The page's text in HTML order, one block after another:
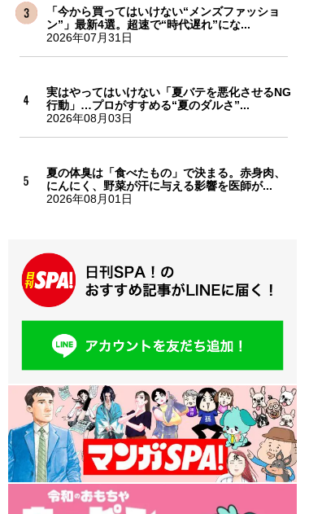
「今から買ってはいけない“メンズファッショ
ン”」最新4選。超速で“時代遅れ”にな...
2026年07月31日
実はやってはいけない「夏バテを悪化させるNG
行動」…プロがすすめる“夏のダルさ”...
2026年08月03日
夏の体臭は「食べたもの」で決まる。赤身肉、
にんにく、野菜が汗に与える影響を医師が...
2026年08月01日